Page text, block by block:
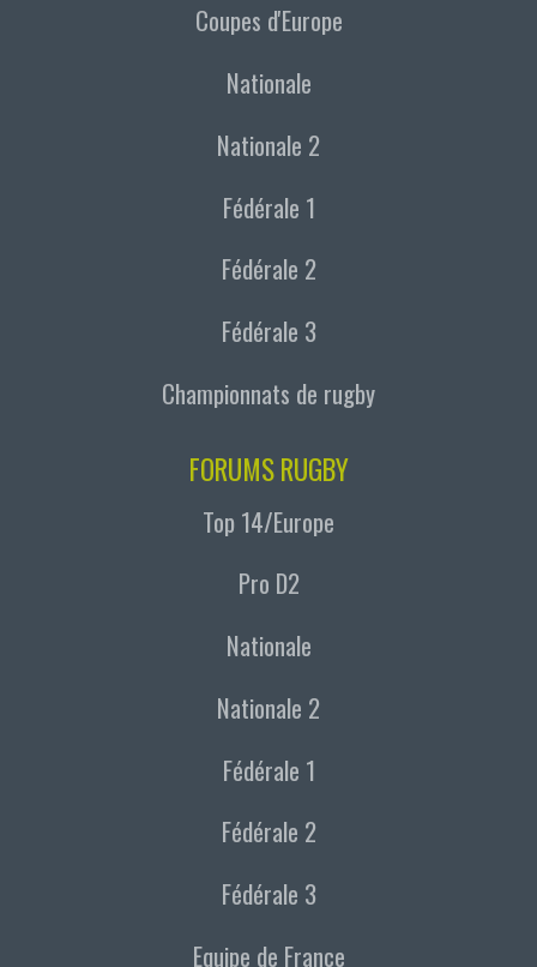
Coupes d'Europe
Nationale
Nationale 2
Fédérale 1
Fédérale 2
Fédérale 3
Championnats de rugby
FORUMS RUGBY
Top 14/Europe
Pro D2
Nationale
Nationale 2
Fédérale 1
Fédérale 2
Fédérale 3
Equipe de France